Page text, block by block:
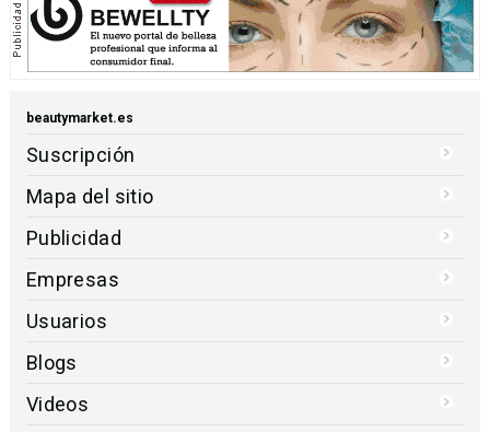
beautymarket.es
Suscripción
Mapa del sitio
Publicidad
Empresas
Usuarios
Blogs
Videos